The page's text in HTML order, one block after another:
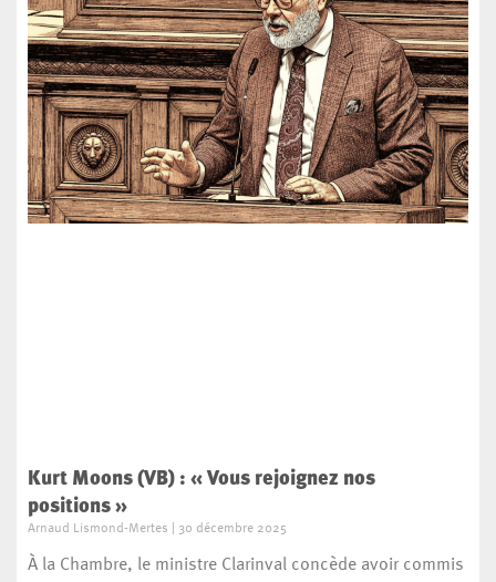
Kurt Moons (VB) : « Vous rejoignez nos
positions »
Arnaud Lismond-Mertes 30 décembre 2025
À la Chambre, le ministre Clarinval concède avoir commis